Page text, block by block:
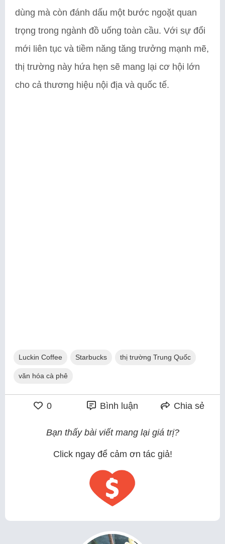
dùng mà còn đánh dấu một bước ngoặt quan
trọng trong ngành đồ uống toàn cầu. Với sự đổi
mới liên tục và tiềm năng tăng trưởng mạnh mẽ,
thị trường này hứa hẹn sẽ mang lại cơ hội lớn
cho cả thương hiệu nội địa và quốc tế.
Luckin Coffee Starbucks thị trường Trung Quốc
văn hóa cà phê
0 Bình luận Chia sẻ
Bạn thấy bài viết mang lại giá trị?
Click ngay để cảm ơn tác giả!